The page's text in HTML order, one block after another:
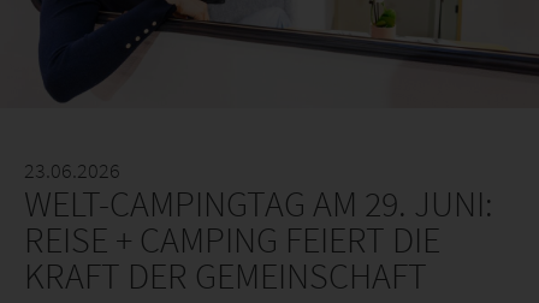
23.06.2026
WELT-CAMPINGTAG AM 29. JUNI:
REISE + CAMPING FEIERT DIE
KRAFT DER GEMEINSCHAFT